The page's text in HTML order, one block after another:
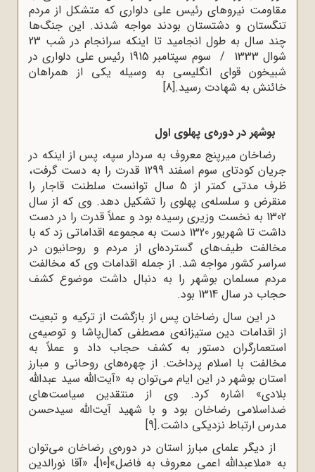
مقاومت نیروهای رئیس علی دلواری که متشکل از مردم
تنگستان و دشتستان بودند مواجه شدند. این جنگ‌ها
چند سال به طول انجامید تا اینکه سرانجام در شب 23
شوال 1333 / سوم سپتامبر 1915 رئیس علی دلواری در
شبیخون قوای انگلیسی به وسیله یکی از همراهان
خائنش به شهادت رسید.[8]
بوشهر در دوره‌ی پهلوی اول
رضاخان میرپنج معروف به سردار سپه، پس از اینکه در
جریان کودتای سوم اسفند 1299 قدرت را به دست گرفت،
ظرف مدتی کمتر از 5 سال توانست سلطنت قاجار را
منقرض و سلسله‌ی پهلوی را تشکیل دهد. وی که از سال
1302 به نخست وزیری رسیده بود و عملاً قدرت را در دست
داشت تا شهریور 1320 دست به مجموعه اقداماتی زد که با
مخالفت طیف‌های گسترده‌ای از مردم و روحانیون در
سراسر کشور مواجه شد. از جمله اقدامات وی که مخالفت
مردم مسلمان بوشهر را به دنبال داشت موضوع کشف
حجاب در سال 1314 بود.
در این سال رضاخان پس از بازگشت از ترکیه و تبعیت
از اقدامات دین ستیزانه‌ی مصطفی کمال‌پاشا و توصیه‌ی
استعمارگران دستور به کشف حجاب داد و عملاً به
مخالفت با اسلام پرداخت. از چهره‌های روحانی و مبارز
استان بوشهر در این ایام می‌توان به «آیت‌الله سید عبدالله
بلادی» اشاره کرد. وی از منتقدین سیاست‌های
ضداسلامی رضاخان بود و با شهید آیت‌الله سیدحسن
مدرس ارتباط نزدیکی داشت.[9]
از دیگر علمای مبارز استان در دوره‌ی رضاخان می‌توان
به «ملاعبدالله اعمی معروف به فاضل»[10]، «آقا نورالدین